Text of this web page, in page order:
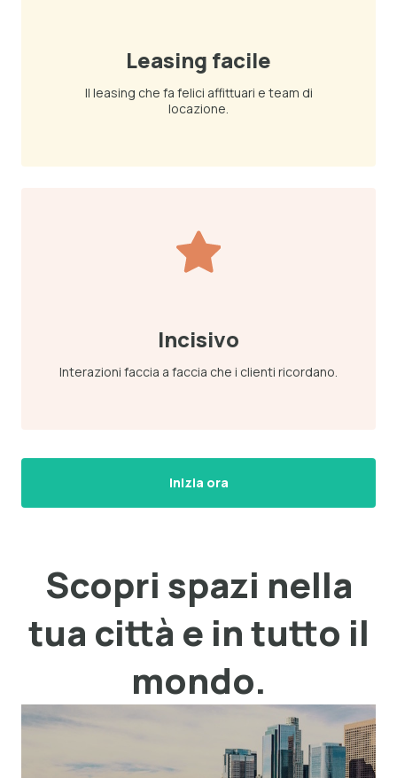
Leasing facile
Il leasing che fa felici affittuari e team di
locazione.
Incisivo
Interazioni faccia a faccia che i clienti ricordano.
Inizia ora
Scopri spazi nella
tua città e in tutto il
mondo.